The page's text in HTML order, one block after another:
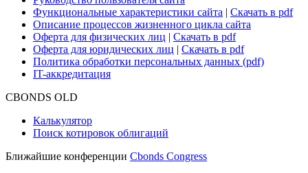
Функциональные характеристики сайта | Скачать в pdf
Описание процессов жизненного цикла сайта
Оферта для физических лиц | Скачать в pdf
Оферта для юридических лиц | Скачать в pdf
Политика обработки персональных данных (pdf)
IT-аккредитация
CBONDS OLD
Калькулятор
Поиск котировок облигаций
Ближайшие конференции Cbonds Congress